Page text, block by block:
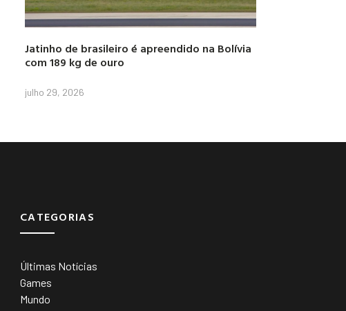
Jatinho de brasileiro é apreendido na Bolívia
com 189 kg de ouro
julho 29, 2026
CATEGORIAS
Últimas Notícias
Games
Mundo